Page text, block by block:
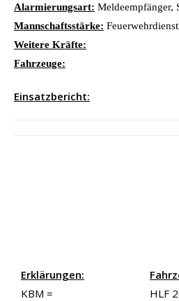
Alarmierungsart: Meldeempfänger,
Mannschaftsstärke:
Weitere Kräfte:
Fahrzeuge:
Einsatzbericht:
Erklärungen:
KBM =
HLF